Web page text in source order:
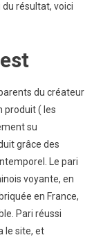
du résultat, voici
du créateur
produit ( les
su
grâce des
Le pari
voyante, en
en France,
Pari réussi
le site, et